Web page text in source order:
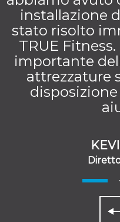
installazione
stato risolto
TRUE
importante
attrezzature